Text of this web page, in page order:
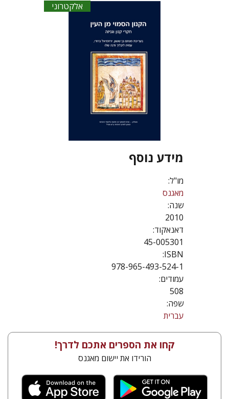
אלקטרוני
מידע נוסף
מו"ל:
מאגנס
שנה:
2010
דאנאקוד:
45-005301
ISBN:
978-965-493-524-1
עמודים:
508
שפה:
עברית
קחו את הספרים אתכם לדרך!
הורידו את יישום מאגנס